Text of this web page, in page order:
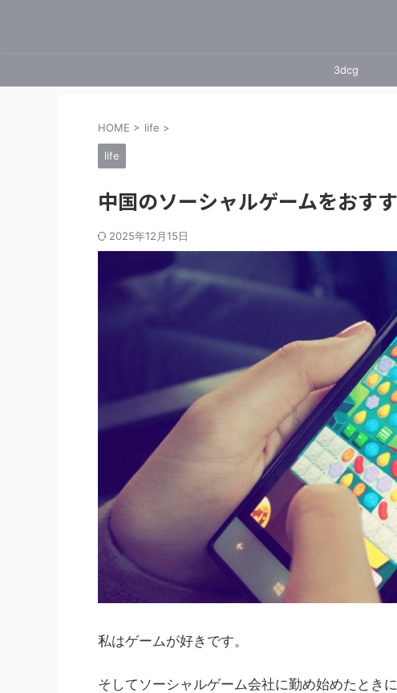
3dcg
HOME > life >
life
中国のソーシャルゲームをおす
2025年12月15日
私はゲームが好きです。
そしてソーシャルゲーム会社に勤め始めたとき